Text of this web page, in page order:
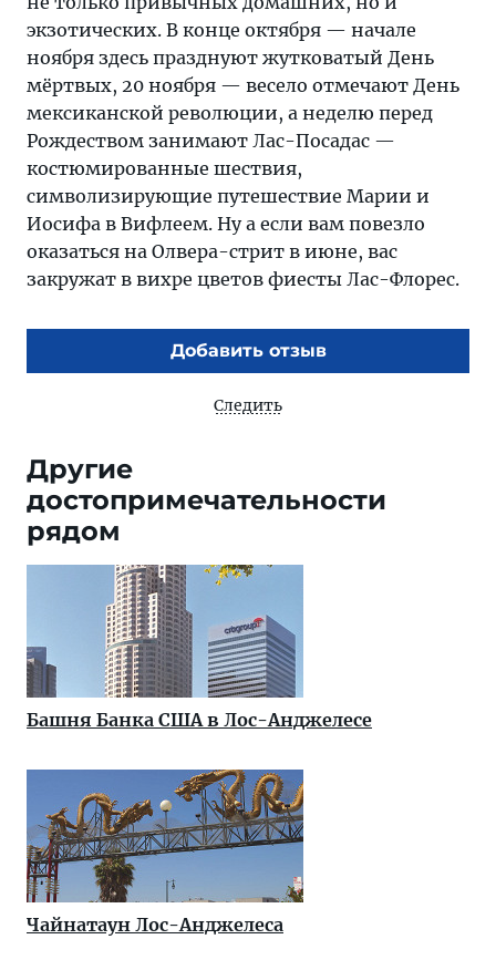
экзотических. В конце октября — начале
ноября здесь празднуют жутковатый День
мёртвых, 20 ноября — весело отмечают День
мексиканской революции, а неделю перед
Рождеством занимают Лас-Посадас —
костюмированные шествия,
символизирующие путешествие Марии и
Иосифа в Вифлеем. Ну а если вам повезло
оказаться на Олвера-стрит в июне, вас
закружат в вихре цветов фиесты Лас-Флорес.
Добавить отзыв
Следить
Другие
достопримечательности
рядом
Башня Банка США в Лос-Анджелесе
Чайнатаун Лос-Анджелеса